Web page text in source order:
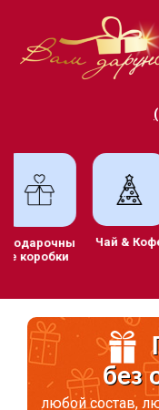
Подарочны
е коробки
Чай &
без
любой состав,